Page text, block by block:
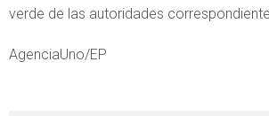
verde de las autoridades
AgenciaUno/EP